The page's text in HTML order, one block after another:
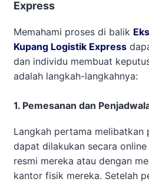
Express
Memahami proses di balik
Kupang Logistik Express
dan individu membuat
adalah langkah-langkahnya:
1. Pemesanan dan
Langkah pertama melibatkan
dapat dilakukan secara
resmi mereka atau dengan
kantor fisik mereka. Setelah